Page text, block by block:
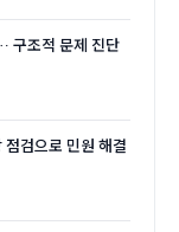
구조적 문제 진단
검으로 민원 해결